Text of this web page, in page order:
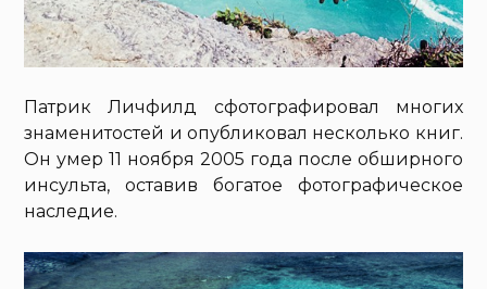
Патрик Личфилд сфотографировал многих
знаменитостей и опубликовал несколько книг.
Он умер 11 ноября 2005 года после обширного
инсульта, оставив богатое фотографическое
наследие.